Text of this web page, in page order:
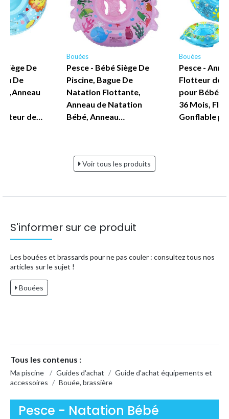
Siège De
De
de…
Bouées
Pesce - Bébé Siège De
Piscine, Bague De
Natation Flottante,
Anneau de Natation
Bébé, Anneau…
Bouées
Pesce -
Flotteur de
pour Bébé
36 Mois,
Gonflable
Voir tous les produits
S'informer sur ce produit
Les bouées et brassards pour ne pas couler : consultez tous nos
articles sur le sujet !
Bouées
Tous les contenus :
Ma piscine / Guides d'achat / Guide d'achat équipements et
accessoires / Bouée, brassière
Pesce - Natation Bébé